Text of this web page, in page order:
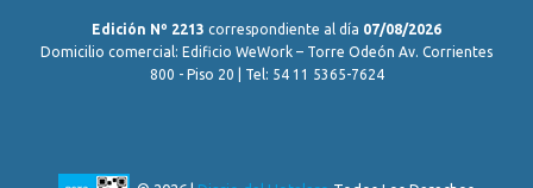
Edición Nº 2213 correspondiente al día 07/08/2026
Domicilio comercial: Edificio WeWork – Torre Odeón Av. Corrientes
800 - Piso 20 | Tel: 54 11 5365-7624